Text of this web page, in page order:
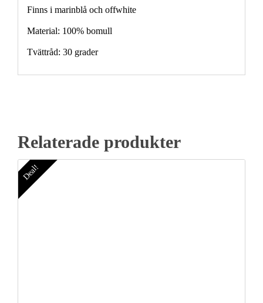
Finns i marinblå och offwhite
Material: 100% bomull
Tvättråd: 30 grader
Relaterade produkter
Deal!